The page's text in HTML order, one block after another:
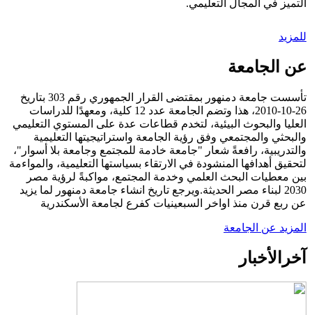
التميز في المجال التعليمي.
للمزيد
عن الجامعة
تأسست جامعة دمنهور بمقتضى القرار الجمهوري رقم 303 بتاريخ
26-10-2010، هذا وتضم الجامعة عدد 12 كلية، ومعهدًا للدراسات
العليا والبحوث البيئية، لتخدم قطاعات عدة على المستوي التعليمي
والبحثي والمجتمعي وفق رؤية الجامعة واستراتيجيتها التعليمية
والتدريبية، رافعةً شعار "جامعة خادمة للمجتمع وجامعة بلا أسوار"،
لتحقيق أهدافها المنشودة في الارتقاء بسياستها التعليمية، والمواءمة
بين معطيات البحث العلمي وخدمة المجتمع، مواكبةً لرؤية مصر
2030 لبناء مصر الحديثة.ويرجع تاريخ انشاء جامعة دمنهور لما يزيد
عن ربع قرن منذ اواخر السبعينيات كفرع لجامعة الأسكندرية
المزيد عن الجامعة
آخر الأخبار